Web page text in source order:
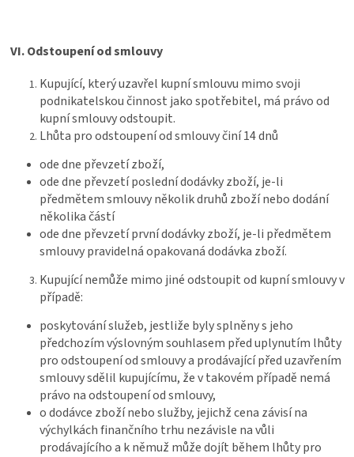
VI.Odstoupení od smlouvy
Kupující, který uzavřel kupní smlouvu mimo svoji
podnikatelskou činnost jako spotřebitel, má právo od
kupní smlouvy odstoupit.
Lhůta pro odstoupení od smlouvy činí 14 dnů
ode dne převzetí zboží,
ode dne převzetí poslední dodávky zboží, je-li
předmětem smlouvy několik druhů zboží nebo dodání
několika částí
ode dne převzetí první dodávky zboží, je-li předmětem
smlouvy pravidelná opakovaná dodávka zboží.
Kupující nemůže mimo jiné odstoupit od kupní smlouvy v
případě:
poskytování služeb, jestliže byly splněny s jeho
předchozím výslovným souhlasem před uplynutím lhůty
pro odstoupení od smlouvy a prodávající před uzavřením
smlouvy sdělil kupujícímu, že v takovém případě nemá
právo na odstoupení od smlouvy,
o dodávce zboží nebo služby, jejichž cena závisí na
výchylkách finančního trhu nezávisle na vůli
prodávajícího a k němuž může dojít během lhůty pro